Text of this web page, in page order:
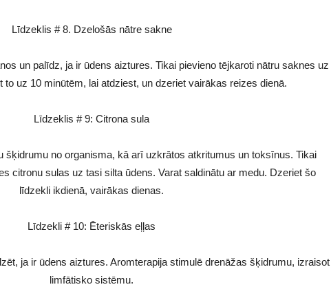
Līdzeklis # 8. Dzelošās nātre sakne
un palīdz, ja ir ūdens aiztures. Tikai pievieno tējkaroti nātru saknes uz
to uz 10 minūtēm, lai atdziest, un dzeriet vairākas reizes dienā.
Līdzeklis # 9: Citrona sula
šķidrumu no organisma, kā arī uzkrātos atkritumus un toksīnus. Tikai
citronu sulas uz tasi silta ūdens. Varat saldinātu ar medu. Dzeriet šo
līdzekli ikdienā, vairākas dienas.
Līdzekli # 10: Ēteriskās eļļas
ja ir ūdens aiztures. Aromterapija stimulē drenāžas šķidrumu, izraisot
limfātisko sistēmu.